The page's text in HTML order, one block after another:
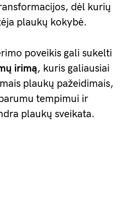
dėl kurių
plaukų kokybė.
poveikis gali sukelti
irimą, kuris galiausiai
plaukų pažeidimais,
tempimui ir
plaukų sveikata.